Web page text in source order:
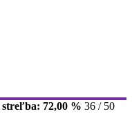
streľba: 72,00 % 36 / 50